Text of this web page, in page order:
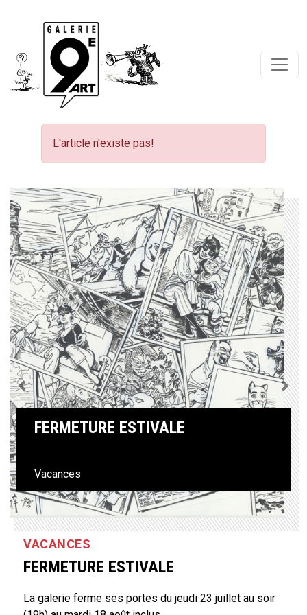
L'article n'existe pas!
FERMETURE ESTIVALE
Vacances
VACANCES
FERMETURE ESTIVALE
La galerie ferme ses portes du jeudi 23 juillet au soir
Previous Next